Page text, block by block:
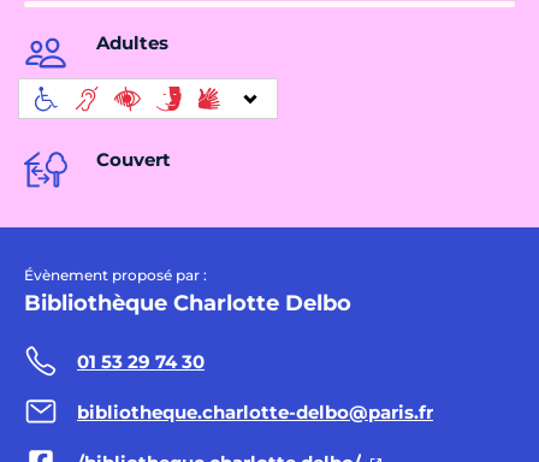
Adultes
Couvert
Évènement proposé par :
Bibliothèque Charlotte Delbo
01 53 29 74 30
bibliotheque.charlotte-delbo@paris.fr